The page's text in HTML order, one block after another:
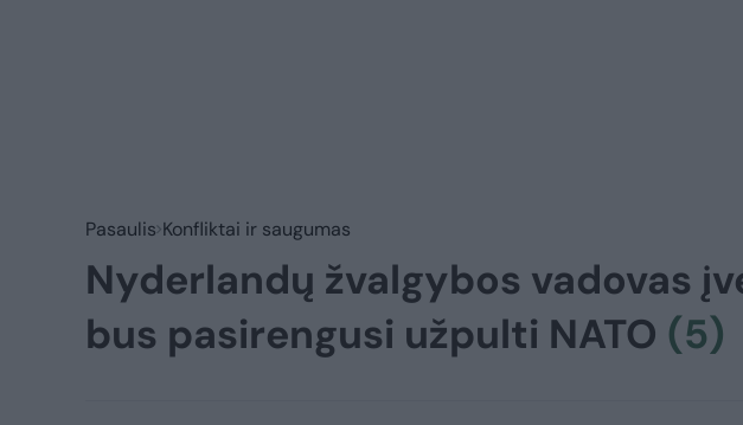
Pasaulis Konfliktai ir saugumas
Nyderlandų žvalgybos vadovas
bus pasirengusi užpulti NATO (5)